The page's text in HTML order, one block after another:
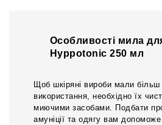
Особливості мила
Hyppotonic 250 мл
Щоб шкіряні вироби мали більш
використання, необхідно їх
миючими засобами. Подбати
амуніції та одягу вам